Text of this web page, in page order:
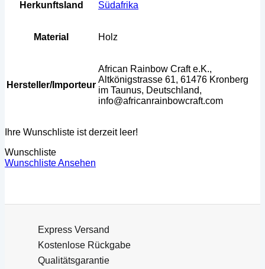
Herkunftsland Südafrika
Material Holz
Hersteller/Importeur
African Rainbow Craft e.K.,
Altkönigstrasse 61, 61476 Kronberg
im Taunus, Deutschland,
info@africanrainbowcraft.com
Ihre Wunschliste ist derzeit leer!
Wunschliste
Wunschliste Ansehen
Express Versand
Kostenlose Rückgabe
Qualitätsgarantie